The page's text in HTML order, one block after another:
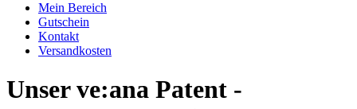
Mein Bereich
Gutschein
Kontakt
Versandkosten
Unser ve:ana Patent -